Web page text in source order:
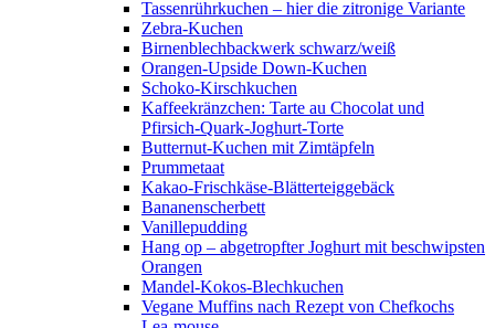
Tassenrührkuchen – hier die zitronige Variante
Zebra-Kuchen
Birnenblechbackwerk schwarz/weiß
Orangen-Upside Down-Kuchen
Schoko-Kirschkuchen
Kaffeekränzchen: Tarte au Chocolat und
Pfirsich-Quark-Joghurt-Torte
Butternut-Kuchen mit Zimtäpfeln
Prummetaat
Kakao-Frischkäse-Blätterteiggebäck
Bananenscherbett
Vanillepudding
Hang op – abgetropfter Joghurt mit beschwipsten
Orangen
Mandel-Kokos-Blechkuchen
Vegane Muffins nach Rezept von Chefkochs